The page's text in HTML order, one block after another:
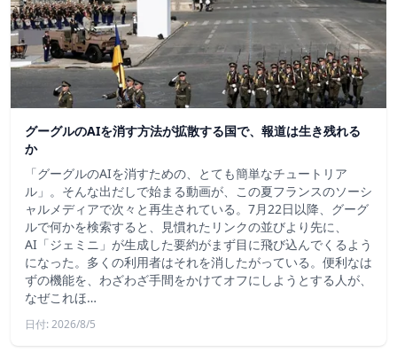
グーグルのAIを消す方法が拡散する国で、報道は生き残れる
か
「グーグルのAIを消すための、とても簡単なチュートリア
ル」。そんな出だしで始まる動画が、この夏フランスのソーシ
ャルメディアで次々と再生されている。7月22日以降、グーグ
ルで何かを検索すると、見慣れたリンクの並びより先に、
AI「ジェミニ」が生成した要約がまず目に飛び込んでくるよう
になった。多くの利用者はそれを消したがっている。便利なは
ずの機能を、わざわざ手間をかけてオフにしようとする人が、
なぜこれほ…
日付: 2026/8/5